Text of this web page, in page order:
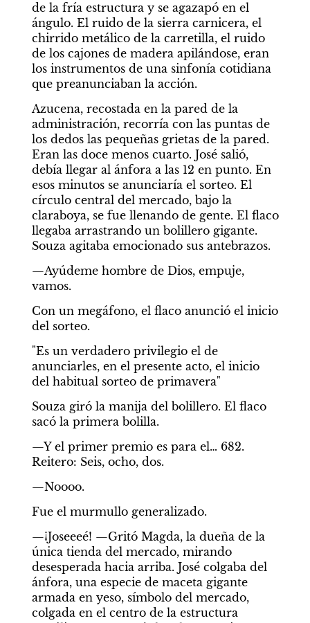
de la fría estructura y se agazapó en el
ángulo. El ruido de la sierra carnicera, el
chirrido metálico de la carretilla, el ruido
de los cajones de madera apilándose, eran
los instrumentos de una sinfonía cotidiana
que preanunciaban la acción.
Azucena, recostada en la pared de la
administración, recorría con las puntas de
los dedos las pequeñas grietas de la pared.
Eran las doce menos cuarto. José salió,
debía llegar al ánfora a las 12 en punto. En
esos minutos se anunciaría el sorteo. El
círculo central del mercado, bajo la
claraboya, se fue llenando de gente. El flaco
llegaba arrastrando un bolillero gigante.
Souza agitaba emocionado sus antebrazos.
—Ayúdeme hombre de Dios, empuje,
vamos.
Con un megáfono, el flaco anunció el inicio
del sorteo.
"Es un verdadero privilegio el de
anunciarles, en el presente acto, el inicio
del habitual sorteo de primavera"
Souza giró la manija del bolillero. El flaco
sacó la primera bolilla.
—Y el primer premio es para el… 682.
Reitero: Seis, ocho, dos.
—Noooo.
Fue el murmullo generalizado.
—¡Joseeeé! —Gritó Magda, la dueña de la
única tienda del mercado, mirando
desesperada hacia arriba. José colgaba del
ánfora, una especie de maceta gigante
armada en yeso, símbolo del mercado,
colgada en el centro de la estructura